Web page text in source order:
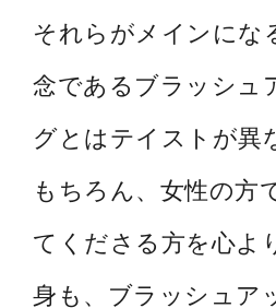
それらがメインにな
念であるブラッシュ
グとはテイストが異
もちろん、女性の方
てくださる方を心よ
身も、ブラッシュア